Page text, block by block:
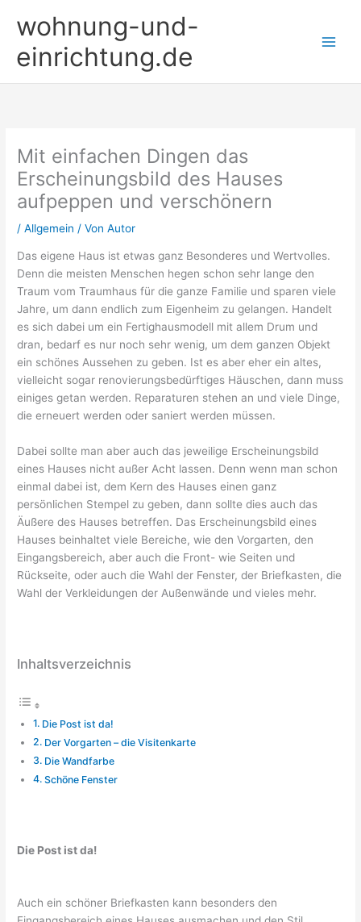
Inhaltwohnung-und-
einrichtung.de
Mit einfachen Dingen das
Erscheinungsbild des Hauses
aufpeppen und verschönern
/Allgemein / VonAutor
Das eigene Haus ist etwas ganz Besonderes und Wertvolles.
Denn die meisten Menschen hegen schon sehr lange den
Traum vom Traumhaus für die ganze Familie und sparen viele
Jahre, um dann endlich zum Eigenheim zu gelangen. Handelt
es sich dabei um ein Fertighausmodell mit allem Drum und
dran, bedarf es nur noch sehr wenig, um dem ganzen Objekt
ein schönes Aussehen zu geben. Ist es aber eher ein altes,
vielleicht sogar renovierungsbedürftiges Häuschen, dann muss
einiges getan werden. Reparaturen stehen an und viele Dinge,
die erneuert werden oder saniert werden müssen.
Dabei sollte man aber auch das jeweilige Erscheinungsbild
eines Hauses nicht außer Acht lassen. Denn wenn man schon
einmal dabei ist, dem Kern des Hauses einen ganz
persönlichen Stempel zu geben, dann sollte dies auch das
Äußere des Hauses betreffen. Das Erscheinungsbild eines
Hauses beinhaltet viele Bereiche, wie den Vorgarten, den
Eingangsbereich, aber auch die Front- wie Seiten und
Rückseite, oder auch die Wahl der Fenster, der Briefkasten, die
Wahl der Verkleidungen der Außenwände und vieles mehr.
Inhaltsverzeichnis
Die Post ist da!
Der Vorgarten – die Visitenkarte
Die Wandfarbe
Schöne Fenster
Die Post ist da!
Auch ein schöner Briefkasten kann besonders den